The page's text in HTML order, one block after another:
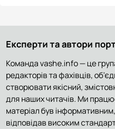
Експерти та автори
Команда vashe.info — це
редакторів та фахівців,
створювати якісний,
для наших читачів. Ми
матеріал був
відповідав високим